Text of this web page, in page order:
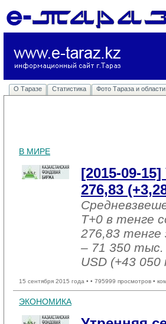
О Таразе Статистика Фото Тараза и области
В МИРЕ
[2015-09-
276,83
T+0 в тенге
276,83 тенге
– 71 350 тыс.
USD (+43
15 сентября 2015 года • • 795999 просмотров •
ЭКОНОМИКА